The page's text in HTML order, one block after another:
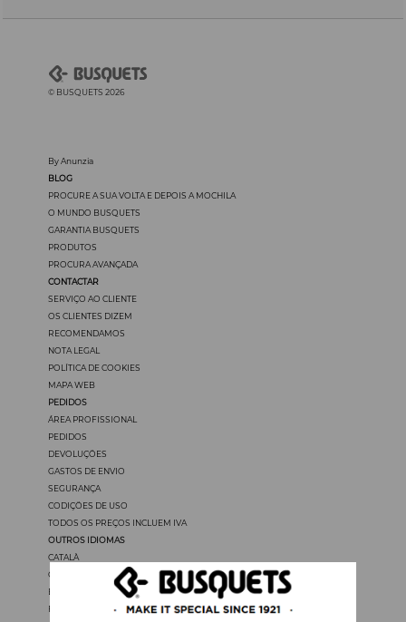
© BUSQUETS 2026
By Anunzia
BLOG
PROCURE A SUA VOLTA E DEPOIS A MOCHILA
O MUNDO BUSQUETS
GARANTIA BUSQUETS
PRODUTOS
PROCURA AVANÇADA
CONTACTAR
SERVIÇO AO CLIENTE
OS CLIENTES DIZEM
RECOMENDAMOS
NOTA LEGAL
POLÍTICA DE COOKIES
MAPA WEB
PEDIDOS
ÁREA PROFISSIONAL
PEDIDOS
DEVOLUÇÖES
GASTOS DE ENVIO
SEGURANÇA
CODIÇÖES DE USO
TODOS OS PREÇOS INCLUEM IVA
OUTROS IDIOMAS
CATALÀ
CASTELLANO
ENGLISH
FRANÇAIS